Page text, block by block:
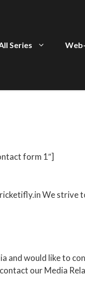
Series
form 1″]
We
and would like to
our Media